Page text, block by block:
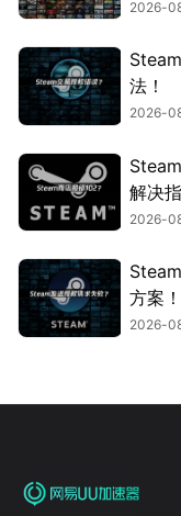
2026-
法！
2026-
解决
2026-
方案！
2026-